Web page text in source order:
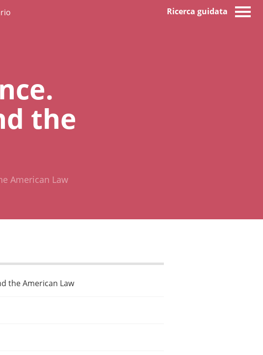
Ricerca guidata
the
American Law
the American Law